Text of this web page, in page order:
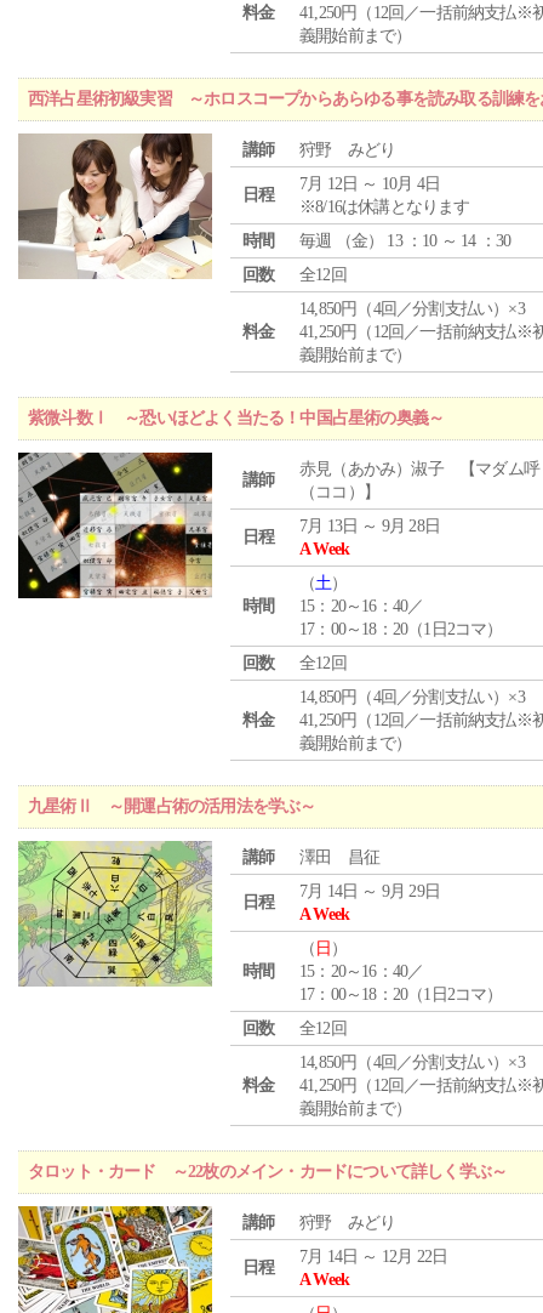
料金
41,250円（12回／一括前納支払※
義開始前まで）
西洋占星術初級実習 ～ホロスコープからあらゆる事を読み取る訓練を
講師 狩野 みどり
日程
7月 12日 ～ 10月 4日
※8/16は休講となります
時間
毎週 （金） 13 ：10 ～ 14 ：30
回数
全12回
料金
14,850円（4回／分割支払い）×3
41,250円（12回／一括前納支払※
義開始前まで）
紫微斗数Ⅰ ～恐いほどよく当たる！中国占星術の奥義～
講師
赤見（あかみ）淑子 【マダム呼
（ココ）】
日程
7月 13日 ～ 9月 28日
A Week
時間
（土）
15：20～16：40／
17：00～18：20（1日2コマ）
回数
全12回
料金
14,850円（4回／分割支払い）×3
41,250円（12回／一括前納支払※
義開始前まで）
九星術Ⅱ ～開運占術の活用法を学ぶ～
講師 澤田 昌征
日程
7月 14日 ～ 9月 29日
A Week
時間
（ 日 ）
15：20～16：40／
17：00～18：20（1日2コマ）
回数
全12回
料金
14,850円（4回／分割支払い）×3
41,250円（12回／一括前納支払※
義開始前まで）
タロット・カード ～22枚のメイン・カードについて詳しく学ぶ～
講師 狩野 みどり
日程
7月 14日 ～ 12月 22日
A Week